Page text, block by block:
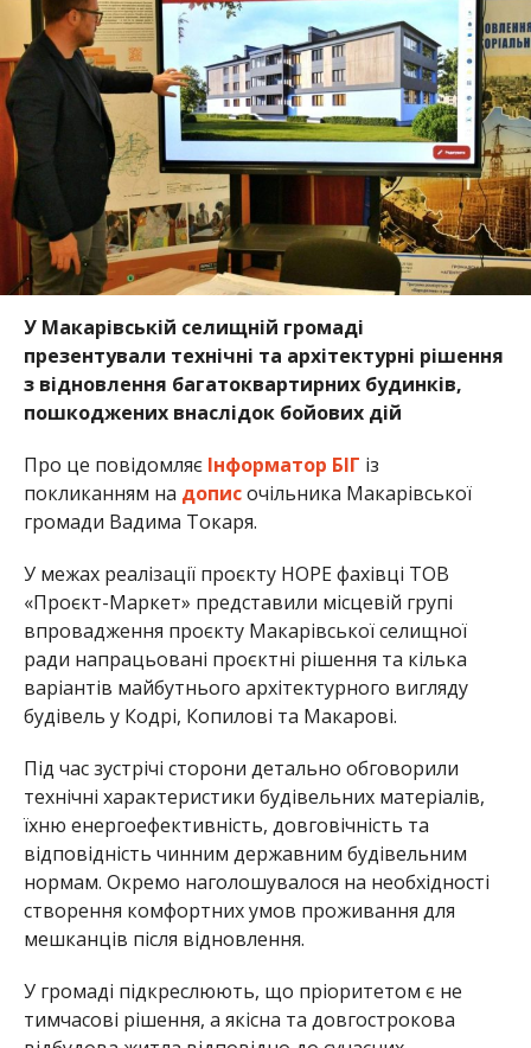
У Макарівській селищній громаді
презентували технічні та архітектурні рішення
з відновлення багатоквартирних будинків,
пошкоджених внаслідок бойових дій
Про це повідомляє Інформатор БІГ із
покликанням на дописочільника Макарівської
громади Вадима Токаря.
У межах реалізації проєкту HOPE фахівці ТОВ
«Проєкт-Маркет» представили місцевій групі
впровадження проєкту Макарівської селищної
ради напрацьовані проєктні рішення та кілька
варіантів майбутнього архітектурного вигляду
будівель у Кодрі, Копилові та Макарові.
Під час зустрічі сторони детально обговорили
технічні характеристики будівельних матеріалів,
їхню енергоефективність, довговічність та
відповідність чинним державним будівельним
нормам. Окремо наголошувалося на необхідності
створення комфортних умов проживання для
мешканців після відновлення.
У громаді підкреслюють, що пріоритетом є не
тимчасові рішення, а якісна та довгострокова